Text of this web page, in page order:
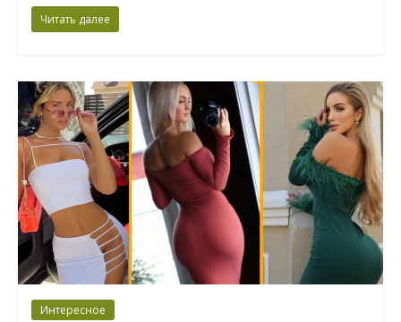
Читать далее
Интересное